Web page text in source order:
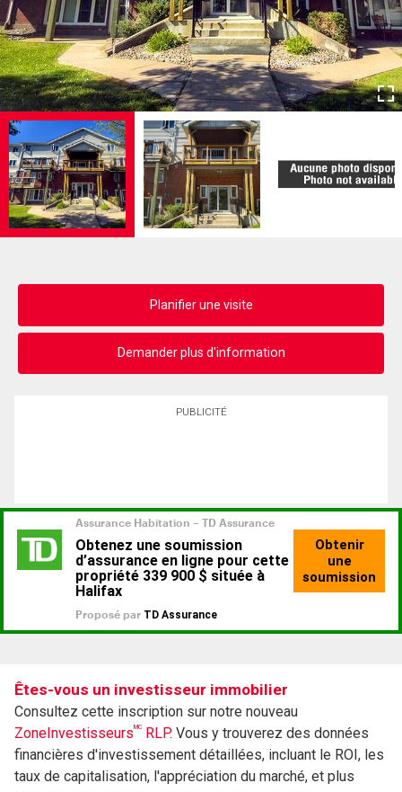
Planifier une visite
Demander plus d'information
PUBLICITÉ
Êtes-vous un investisseur immobilier
Consultez cette inscription sur notre nouveau
ZoneInvestisseursMC RLP. Vous y trouverez des données
financières d'investissement détaillées, incluant le ROI, les
taux de capitalisation, l'appréciation du marché, et plus